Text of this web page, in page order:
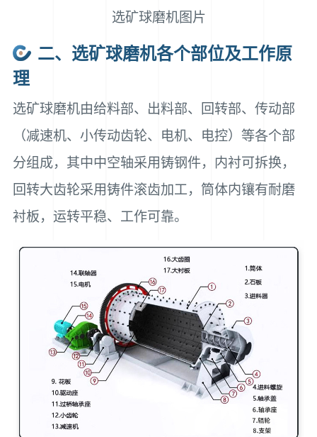
选矿球磨机图片
二、选矿球磨机各个部位及工作原
理
选矿球磨机由给料部、出料部、回转部、传动部
（减速机、小传动齿轮、电机、电控）等各个部
分组成，其中中空轴采用铸钢件，内衬可拆换，
回转大齿轮采用铸件滚齿加工，筒体内镶有耐磨
衬板，运转平稳、工作可靠。